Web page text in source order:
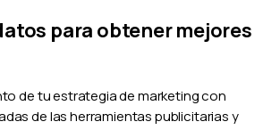
para obtener mejores
de tu estrategia de marketing con
de las herramientas publicitarias y